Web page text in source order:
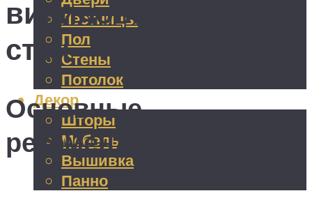
Лестницы
Пол
Стены
Потолок
Декор
Шторы
Мебель
Вышивка
Панно
виниловые обои со
стен
Основные
рекомендации